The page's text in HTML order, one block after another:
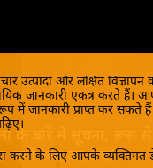
उत्पादों और लक्षित
जानकारी एकत्र करते हैं।
में जानकारी प्राप्त कर सकते
करने के लिए आपके व्यक्तिगत
बारे में सूचना, रूस से
जानें रूस का सच!